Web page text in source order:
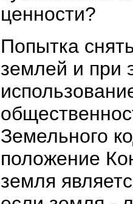
ценности?
Попытка
землей и при
Земельного
положение
земля